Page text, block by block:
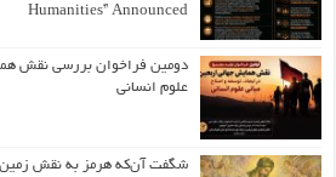
Humanities” Announced
دومین فراخوان بررسی نقش
علوم انسانی
شگفت آن‌که هرمز به نقش زمین